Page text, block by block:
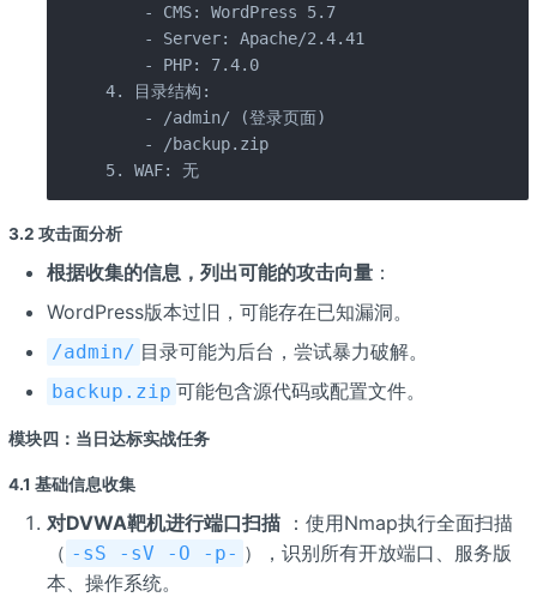
- CMS: WordPress 5.7
- Server: Apache/2.4.41
- PHP: 7.4.0
4. 目录结构:
- /admin/ (登录页面)
- /backup.zip
5. WAF: 无
3.2 攻击面分析
根据收集的信息，列出可能的攻击向量：
WordPress版本过旧，可能存在已知漏洞。
/admin/ 目录可能为后台，尝试暴力破解。
backup.zip 可能包含源代码或配置文件。
模块四：当日达标实战任务
4.1 基础信息收集
对DVWA靶机进行端口扫描：使用Nmap执行全面扫描
（ -sS -sV -O -p- ），识别所有开放端口、服务版
本、操作系统。